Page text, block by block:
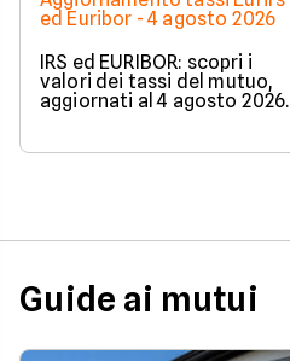
ed Euribor - 4 agosto 2026
IRS ed EURIBOR: scopri i
valori dei tassi del mutuo,
aggiornati al 4 agosto 2026.
Guide ai mutui